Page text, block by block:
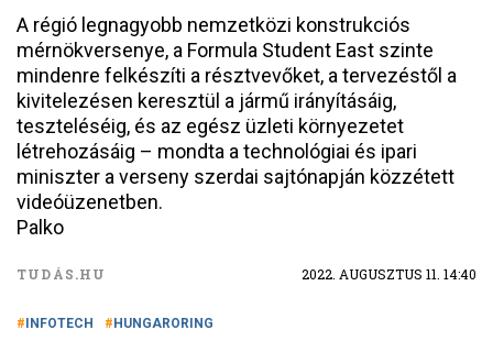
A régió legnagyobb nemzetközi konstrukciós
mérnökversenye, a Formula Student East szinte
mindenre felkészíti a résztvevőket, a tervezéstől a
kivitelezésen keresztül a jármű irányításáig,
teszteléséig, és az egész üzleti környezetet
létrehozásáig – mondta a technológiai és ipari
miniszter a verseny szerdai sajtónapján közzétett
videóüzenetben.
Palko
TUDÁS.HU 2022. AUGUSZTUS 11. 14:40
INFOTECH HUNGARORING